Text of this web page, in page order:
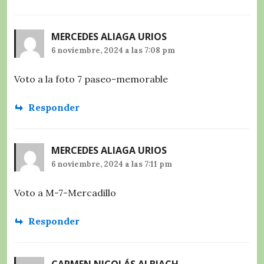
MERCEDES ALIAGA URIOS
6 noviembre, 2024 a las 7:08 pm
Voto a la foto 7 paseo-memorable
Responder
MERCEDES ALIAGA URIOS
6 noviembre, 2024 a las 7:11 pm
Voto a M-7-Mercadillo
Responder